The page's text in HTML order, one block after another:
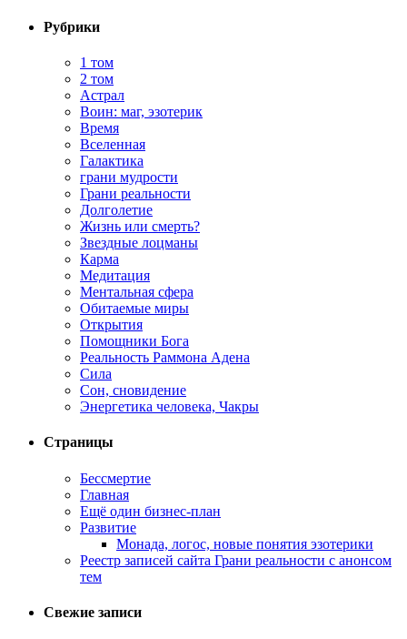
Рубрики
1 том
2 том
Астрал
Воин: маг, эзотерик
Время
Вселенная
Галактика
грани мудрости
Грани реальности
Долголетие
Жизнь или смерть?
Звездные лоцманы
Карма
Медитация
Ментальная сфера
Обитаемые миры
Открытия
Помощники Бога
Реальность Раммона Адена
Сила
Сон, сновидение
Энергетика человека, Чакры
Страницы
Бессмертие
Главная
Ещё один бизнес-план
Развитие
Монада, логос, новые понятия эзотерики
Реестр записей сайта Грани реальности с анонсом
тем
Свежие записи